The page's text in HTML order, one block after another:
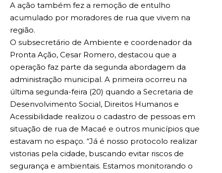
A ação também fez a remoção de entulho
acumulado por moradores de rua que vivem na
região.
O subsecretário de Ambiente e coordenador da
Pronta Ação, Cesar Romero, destacou que a
operação faz parte da segunda abordagem da
administração municipal. A primeira ocorreu na
última segunda-feira (20) quando a Secretaria de
Desenvolvimento Social, Direitos Humanos e
Acessibilidade realizou o cadastro de pessoas em
situação de rua de Macaé e outros municípios que
estavam no espaço. “Já é nosso protocolo realizar
vistorias pela cidade, buscando evitar riscos de
segurança e ambientais. Estamos monitorando o